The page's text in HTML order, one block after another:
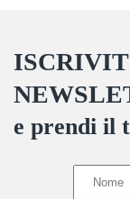
e prendi il